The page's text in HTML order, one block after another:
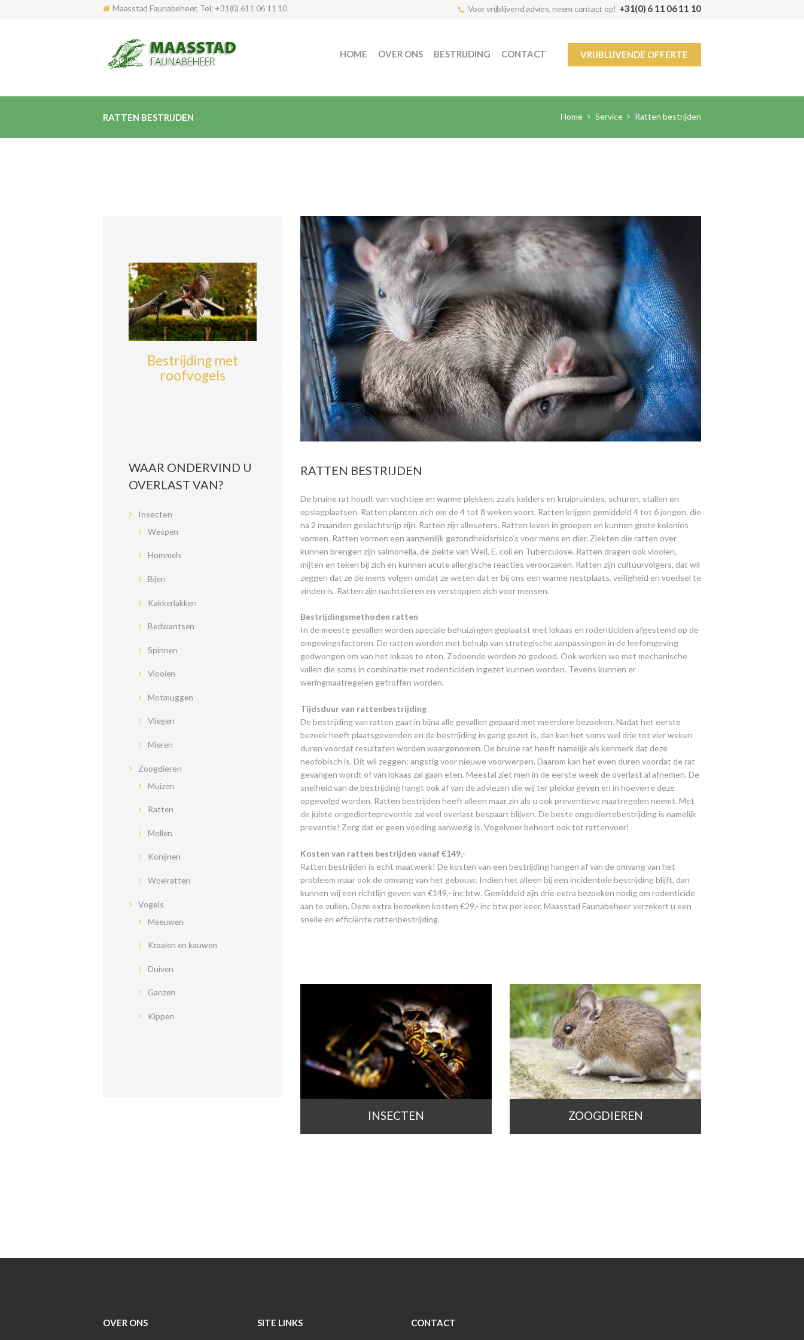
Maasstad Faunabeheer, Tel: +31(0) 611 06 11 10 Voor vrijblijvend advies, neem contact op! +31(0) 6 11 06 11 10
HOME OVER ONS BESTRIJDING CONTACT VRIJBLIJVENDE OFFERTE
RATTEN BESTRIJDEN Home Service Ratten bestrijden
RATTEN BESTRIJDEN
De bruine rat houdt van vochtige en warme plekken, zoals kelders en kruipruimtes, schuren, stallen en
opslagplaatsen. Ratten planten zich om de 4 tot 8 weken voort. Ratten krijgen gemiddeld 4 tot 6 jongen, die
na 2 maanden geslachtsrijp zijn. Ratten zijn alleseters. Ratten leven in groepen en kunnen grote kolonies
vormen. Ratten vormen een aanzienlijk gezondheidsrisico’s voor mens en dier. Ziekten die ratten over
kunnen brengen zijn salmonella, de ziekte van Weil, E. coli en Tuberculose. Ratten dragen ook vlooien,
mijten en teken bij zich en kunnen acute allergische reacties veroorzaken. Ratten zijn cultuurvolgers, dat wil
zeggen dat ze de mens volgen omdat ze weten dat er bij ons een warme nestplaats, veiligheid en voedsel te
vinden is. Ratten zijn nachtdieren en verstoppen zich voor mensen.
Bestrijdingsmethoden ratten
In de meeste gevallen worden speciale behuizingen geplaatst met lokaas en rodenticiden afgestemd op de
omgevingsfactoren. De ratten worden met behulp van strategische aanpassingen in de leefomgeving
gedwongen om van het lokaas te eten. Zodoende worden ze gedood. Ook werken we met mechanische
vallen die soms in combinatie met rodenticiden ingezet kunnen worden. Tevens kunnen er
weringmaatregelen getroffen worden.
Tijdsduur van rattenbestrijding
De bestrijding van ratten gaat in bijna alle gevallen gepaard met meerdere bezoeken. Nadat het eerste
bezoek heeft plaatsgevonden en de bestrijding in gang gezet is, dan kan het soms wel drie tot vier weken
duren voordat resultaten worden waargenomen. De bruine rat heeft namelijk als kenmerk dat deze
neofobisch is. Dit wil zeggen: angstig voor nieuwe voorwerpen. Daarom kan het even duren voordat de rat
gevangen wordt of van lokaas zal gaan eten. Meestal ziet men in de eerste week de overlast al afnemen. De
snelheid van de bestrijding hangt ook af van de adviezen die wij ter plekke geven en in hoeverre deze
opgevolgd worden. Ratten bestrijden heeft alleen maar zin als u ook preventieve maatregelen neemt. Met
de juiste ongediertepreventie zal veel overlast bespaart blijven. De beste ongediertebestrijding is namelijk
preventie! Zorg dat er geen voeding aanwezig is. Vogelvoer behoort ook tot rattenvoer!
Kosten van ratten bestrijden vanaf €149,-
Ratten bestrijden is echt maatwerk! De kosten van een bestrijding hangen af van de omvang van het
probleem maar ook de omvang van het gebouw. Indien het alleen bij een incidentele bestrijding blijft, dan
kunnen wij een richtlijn geven van €149,- inc btw. Gemiddeld zijn drie extra bezoeken nodig om rodenticide
aan te vullen. Deze extra bezoeken kosten €29,- inc btw per keer. Maasstad Faunabeheer verzekert u een
snelle en efficiënte rattenbestrijding.
INSECTEN ZOOGDIEREN
Bestrijding met
roofvogels
WAAR ONDERVIND U
OVERLAST VAN?
Insecten
Wespen
Hommels
Bijen
Kakkerlakken
Bedwantsen
Spinnen
Vlooien
Motmuggen
Vliegen
Mieren
Zoogdieren
Muizen
Ratten
Mollen
Konijnen
Woelratten
Vogels
Meeuwen
Kraaien en kauwen
Duiven
Ganzen
Kippen
OVER ONS SITE LINKS CONTACT